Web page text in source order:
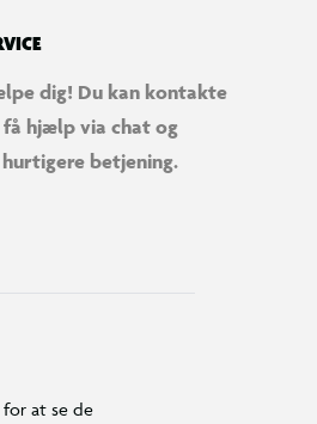
dig! Du kan kontakte
hjælp via chat og
betjening.
at se de